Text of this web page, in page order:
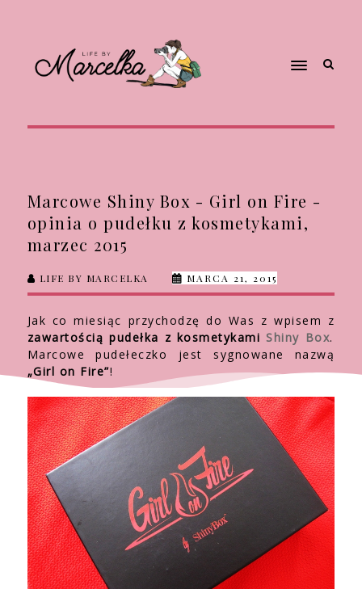
Marcowe Shiny Box - Girl on Fire -
opinia o pudełku z kosmetykami,
marzec 2015
LIFE BY MARCELKA MARCA 21, 2015
Jak co miesiąc przychodzę do Was z wpisem z
zawartością pudełka z kosmetykami Shiny Box.
Marcowe pudełeczko jest sygnowane nazwą
„Girl on Fire”!